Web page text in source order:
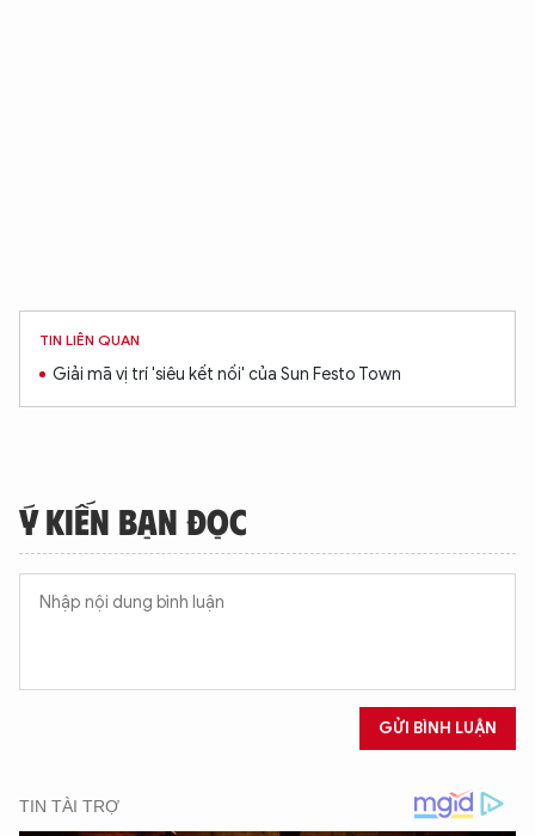
TIN LIÊN QUAN
Giải mã vị trí 'siêu kết nối' của Sun Festo Town
Ý KIẾN BẠN ĐỌC
GỬI BÌNH LUẬN